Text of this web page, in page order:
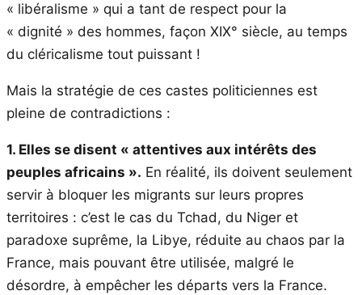
« libéralisme » qui a tant de respect pour la
« dignité » des hommes, façon XIX° siècle, au temps
du cléricalisme tout puissant !
Mais la stratégie de ces castes politiciennes est
pleine de contradictions :
1. Elles se disent « attentives aux intérêts des
peuples africains ». En réalité, ils doivent seulement
servir à bloquer les migrants sur leurs propres
territoires : c’est le cas du Tchad, du Niger et
paradoxe suprême, la Libye, réduite au chaos par la
France, mais pouvant être utilisée, malgré le
désordre, à empêcher les départs vers la France.